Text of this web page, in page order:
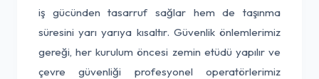
iş gücünden tasarruf sağlar hem de taşınma
süresini yarı yarıya kısaltır. Güvenlik önlemlerimiz
gereği, her kurulum öncesi zemin etüdü yapılır ve
çevre güvenliği profesyonel operatörlerimiz